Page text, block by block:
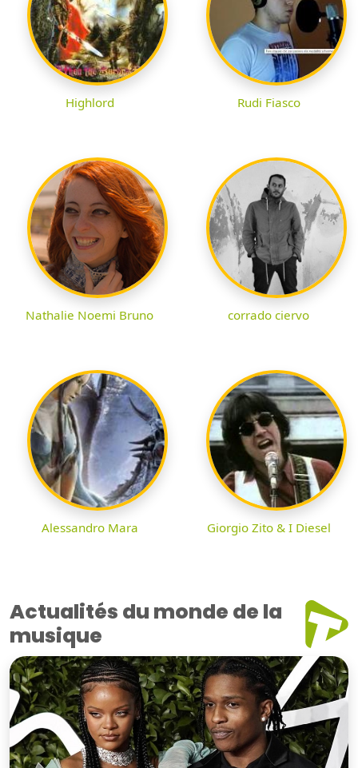
Highlord Rudi Fiasco
Nathalie Noemi Bruno corrado ciervo
Alessandro Mara Giorgio Zito & I Diesel
Actualités du monde de la
musique